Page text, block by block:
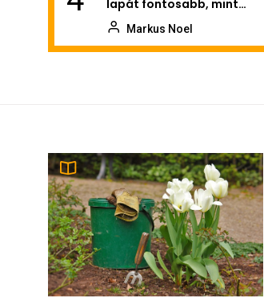
lapát fontosabb, mint
gondolnánk
Markus Noel
6
Professzionális
honlapkészítés: mit kérj be
ajánlatkérés előtt?
Markus Noel
7
Legfinomabb spanyol
ételek
Markus Noel